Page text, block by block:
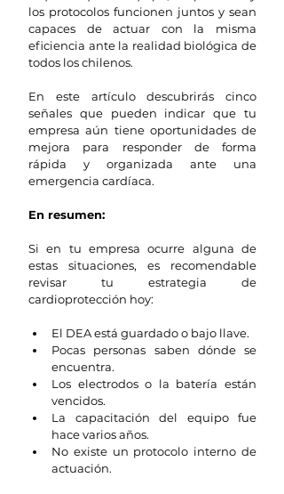
los protocolos funcionen juntos y sean
capaces de actuar con la misma
eficiencia ante la realidad biológica de
todos los chilenos.
En este artículo descubrirás cinco
señales que pueden indicar que tu
empresa aún tiene oportunidades de
mejora para responder de forma
rápida y organizada ante una
emergencia cardíaca.
En resumen:
Si en tu empresa ocurre alguna de
estas situaciones, es recomendable
revisar tu estrategia de
cardioprotección hoy:
El DEA está guardado o bajo llave.
Pocas personas saben dónde se
encuentra.
Los electrodos o la batería están
vencidos.
La capacitación del equipo fue
hace varios años.
No existe un protocolo interno de
actuación.